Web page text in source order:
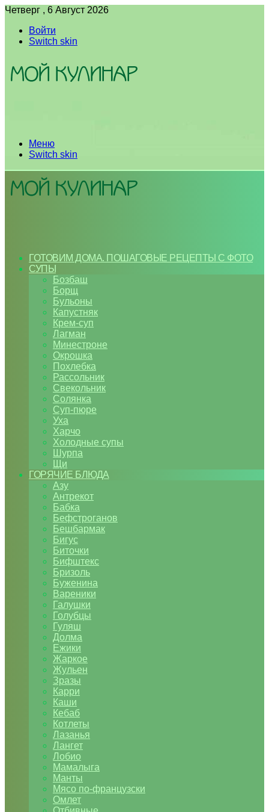
Четверг , 6 Август 2026
Войти
Switch skin
Меню
Switch skin
ГОТОВИМ ДОМА. ПОШАГОВЫЕ РЕЦЕПТЫ С ФОТО
СУПЫ
Бозбаш
Борщ
Бульоны
Капустняк
Крем-суп
Лагман
Минестроне
Окрошка
Похлебка
Рассольник
Свекольник
Солянка
Суп-пюре
Уха
Харчо
Холодные супы
Шурпа
Щи
ГОРЯЧИЕ БЛЮДА
Азу
Антрекот
Бабка
Бефстроганов
Бешбармак
Бигус
Биточки
Бифштекс
Бризоль
Буженина
Вареники
Галушки
Голубцы
Гуляш
Долма
Ежики
Жаркое
Жульен
Зразы
Карри
Каши
Кебаб
Котлеты
Лазанья
Лангет
Лобио
Мамалыга
Манты
Мясо по-французски
Омлет